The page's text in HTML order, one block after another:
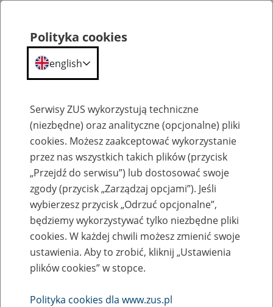
Szkolenia
Zaproś ZUS do siebie - zakładanie profili
eZUS w siedzibie Twojej firmy
Rodzaj wydarzenia
Polityka cookies
english
Serwisy ZUS wykorzystują techniczne
(niezbędne) oraz analityczne (opcjonalne) pliki
cookies. Możesz zaakceptować wykorzystanie
przez nas wszystkich takich plików (przycisk
„Przejdź do serwisu”) lub dostosować swoje
zgody (przycisk „Zarządzaj opcjami”). Jeśli
wybierzesz przycisk „Odrzuć opcjonalne”,
będziemy wykorzystywać tylko niezbędne pliki
cookies. W każdej chwili możesz zmienić swoje
ustawienia. Aby to zrobić, kliknij „Ustawienia
plików cookies” w stopce.
Polityka cookies dla www.zus.pl